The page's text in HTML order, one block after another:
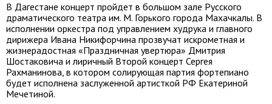
В Дагестане концерт пройдет в большом зале Русского
драматического театра им. М. Горького города Махачкалы. В
исполнении оркестра под управлением худрука и главного
дирижера Ивана Никифорчина прозвучат искрометная и
жизнерадостная «Праздничная увертюра» Дмитрия
Шостаковича и лиричный Второй концерт Сергея
Рахманинова, в котором солирующая партия фортепиано
будет исполнена заслуженной артисткой РФ Екатериной
Мечетиной.